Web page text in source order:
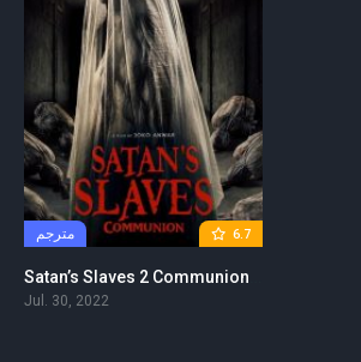
6.7 مترجم
Jul. 30, 2022